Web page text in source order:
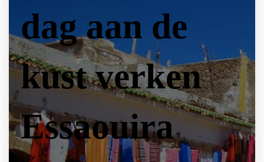
dag aan de
kust verken
Essaouira